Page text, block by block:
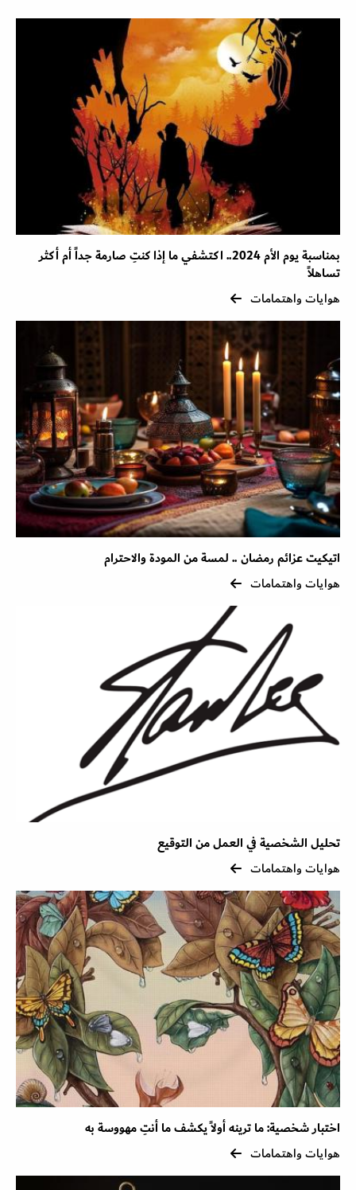
بمناسبة يوم الأم 2024.. اكتشفي ما إذا كنتِ صارمة جداً أم أكثر
تساهلاً
هوايات واهتمامات
اتيكيت عزائم رمضان .. لمسة من المودة والاحترام
هوايات واهتمامات
تحليل الشخصية في العمل من التوقيع
هوايات واهتمامات
اختبار شخصية: ما ترينه أولاً يكشف ما أنتِ مهووسة به
هوايات واهتمامات